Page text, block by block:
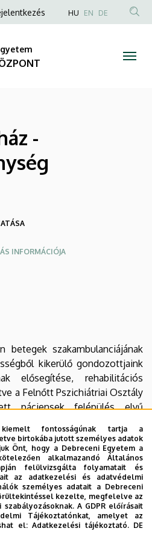
fontosságúnak tartja a
birtokába jutott személyes adatok
Önt, hogy a Debreceni Egyetem a
alkalmazandó Általános
felülvizsgálta folyamatait és
az adatkezelési és adatvédelmi
személyes adatait a Debreceni
kezelte, megfelelve az
A GDPR előírásait
Tájékoztatónkat, amelyet az
el:Adatkezelési tájékoztató. DE
HU EN DE
-
INFORMÁCIÓJA
betegek szakambulanciájának
kikerülő gondozottjaink
elősegítése, rehabilitációs
a Felnőtt Pszichiátriai Osztály
páciensek felépülés elvű
bevonásuk a terápiás
„kapu” funkciót tölt be,
Személyre szabottan
a társadalomba való
hosszú távú gondozást